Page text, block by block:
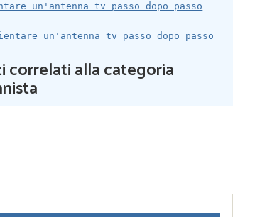
un'antenna tv passo dopo passo
un'antenna tv passo dopo passo
correlati alla categoria